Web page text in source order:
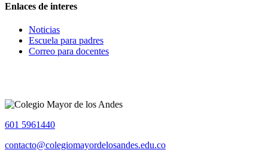
Enlaces de interes
Noticias
Escuela para padres
Correo para docentes
601 5961440
contacto@colegiomayordelosandes.edu.co